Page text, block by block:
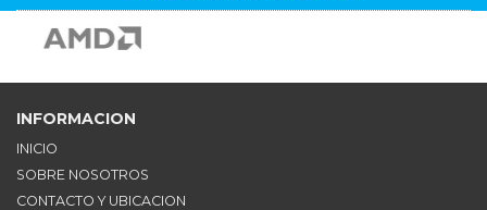
INFORMACION
INICIO
SOBRE NOSOTROS
CONTACTO Y UBICACION